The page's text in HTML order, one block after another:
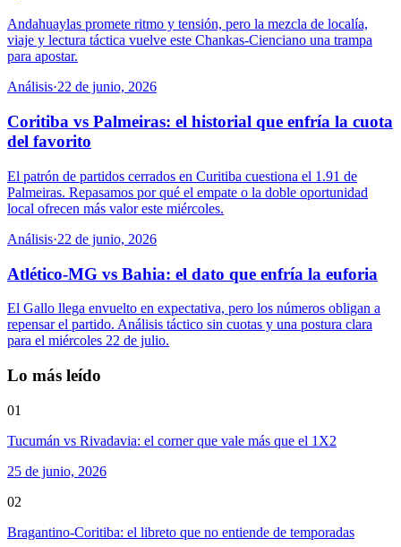
Andahuaylas promete ritmo y tensión, pero la mezcla de localía,
viaje y lectura táctica vuelve este Chankas-Cienciano una trampa
para apostar.
Análisis·22 de junio, 2026
Coritiba vs Palmeiras: el historial que enfría la cuota
del favorito
El patrón de partidos cerrados en Curitiba cuestiona el 1.91 de
Palmeiras. Repasamos por qué el empate o la doble oportunidad
local ofrecen más valor este miércoles.
Análisis·22 de junio, 2026
Atlético-MG vs Bahia: el dato que enfría la euforia
El Gallo llega envuelto en expectativa, pero los números obligan a
repensar el partido. Análisis táctico sin cuotas y una postura clara
para el miércoles 22 de julio.
Lo más leído
01
Tucumán vs Rivadavia: el corner que vale más que el 1X2
25 de junio, 2026
02
Bragantino-Coritiba: el libreto que no entiende de temporadas